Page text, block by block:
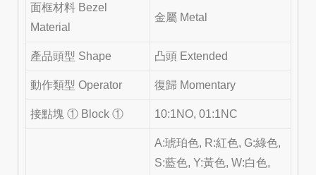
面框材料 Bezel
Material
金屬 Metal
產品頭型 Shape 凸頭 Extended
動作類型 Operator 復歸 Momentary
接點塊 ① Block ① 10:1NO, 01:1NC
A:琥珀色, R:紅色, G:綠色,
S:藍色, Y:黃色, W:白色,